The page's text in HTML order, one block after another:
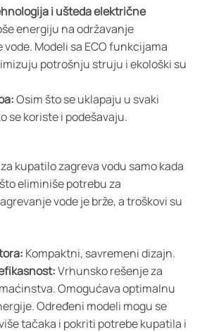
i ušteda električne
energiju na održavanje
Modeli sa ECO funkcijama
potrošnju struju i ekološki su
Osim što se uklapaju u svaki
se koriste i podešavaju.
kupatilo zagreva vodu samo kada
eliminiše potrebu za
vode je brže, a troškovi su
Kompaktni, savremeni dizajn.
Vrhunsko rešenje za
Omogućava optimalnu
Određeni modeli mogu se
tačaka i pokriti potrebe kupatila i